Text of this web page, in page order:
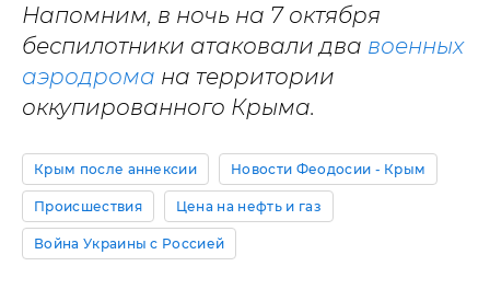
Напомним, в ночь на 7 октября
беспилотники атаковали два военных
аэродрома на территории
оккупированного Крыма.
Крым после аннексии Новости Феодосии - Крым
Происшествия Цена на нефть и газ
Война Украины с Россией